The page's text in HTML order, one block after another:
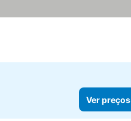
Ver preços